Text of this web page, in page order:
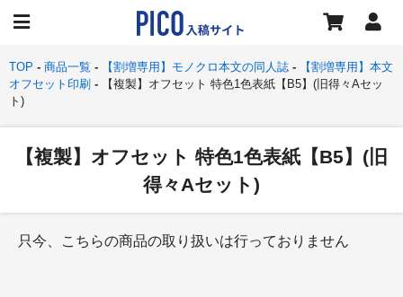
TOP 商品一覧 【割増専用】モノクロ本文の同人誌
【割増専用】本文
オフセット印刷
【複製】オフセット 特色1色表紙【B5】(旧得々Aセッ
ト)
【複製】オフセット 特色1色表紙【B5】(旧
得々Aセット)
只今、こちらの商品の取り扱いは行っておりません